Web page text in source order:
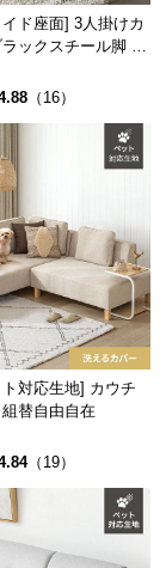
ド座面] 3人掛けカ
ックスチール脚 L
高級感
（16）
対応生地] カウチ
替自由自在
（19）